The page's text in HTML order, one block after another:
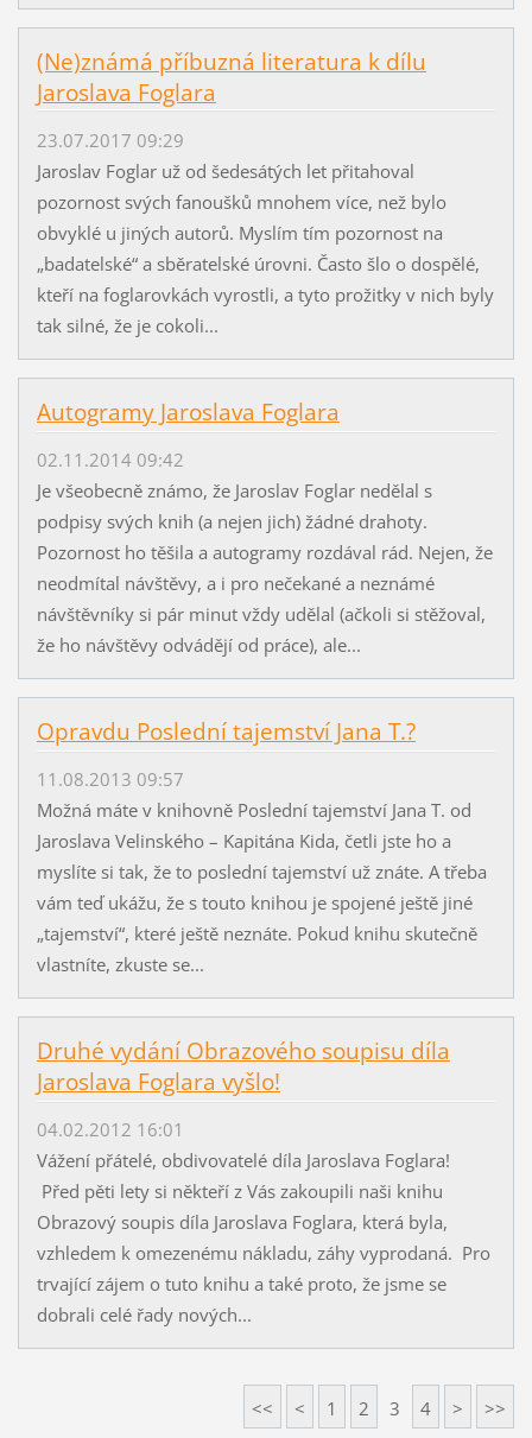
(Ne)známá příbuzná literatura k dílu
Jaroslava Foglara
23.07.2017 09:29
Jaroslav Foglar už od šedesátých let přitahoval
pozornost svých fanoušků mnohem více, než bylo
obvyklé u jiných autorů. Myslím tím pozornost na
„badatelské“ a sběratelské úrovni. Často šlo o dospělé,
kteří na foglarovkách vyrostli, a tyto prožitky v nich byly
tak silné, že je cokoli...
Autogramy Jaroslava Foglara
02.11.2014 09:42
Je všeobecně známo, že Jaroslav Foglar nedělal s
podpisy svých knih (a nejen jich) žádné drahoty.
Pozornost ho těšila a autogramy rozdával rád. Nejen, že
neodmítal návštěvy, a i pro nečekané a neznámé
návštěvníky si pár minut vždy udělal (ačkoli si stěžoval,
že ho návštěvy odvádějí od práce), ale...
Opravdu Poslední tajemství Jana T.?
11.08.2013 09:57
Možná máte v knihovně Poslední tajemství Jana T. od
Jaroslava Velinského – Kapitána Kida, četli jste ho a
myslíte si tak, že to poslední tajemství už znáte. A třeba
vám teď ukážu, že s touto knihou je spojené ještě jiné
„tajemství“, které ještě neznáte. Pokud knihu skutečně
vlastníte, zkuste se...
Druhé vydání Obrazového soupisu díla
Jaroslava Foglara vyšlo!
04.02.2012 16:01
Vážení přátelé, obdivovatelé díla Jaroslava Foglara!
Před pěti lety si někteří z Vás zakoupili naši knihu
Obrazový soupis díla Jaroslava Foglara, která byla,
vzhledem k omezenému nákladu, záhy vyprodaná. Pro
trvající zájem o tuto knihu a také proto, že jsme se
dobrali celé řady nových...
<< < 1 2 3 4 > >>